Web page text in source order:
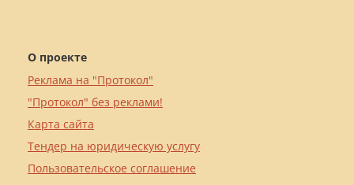
О проекте
Реклама на "Протокол"
"Протокол" без реклами!
Карта сайта
Тендер на юридическую услугу
Пользовательское соглашение